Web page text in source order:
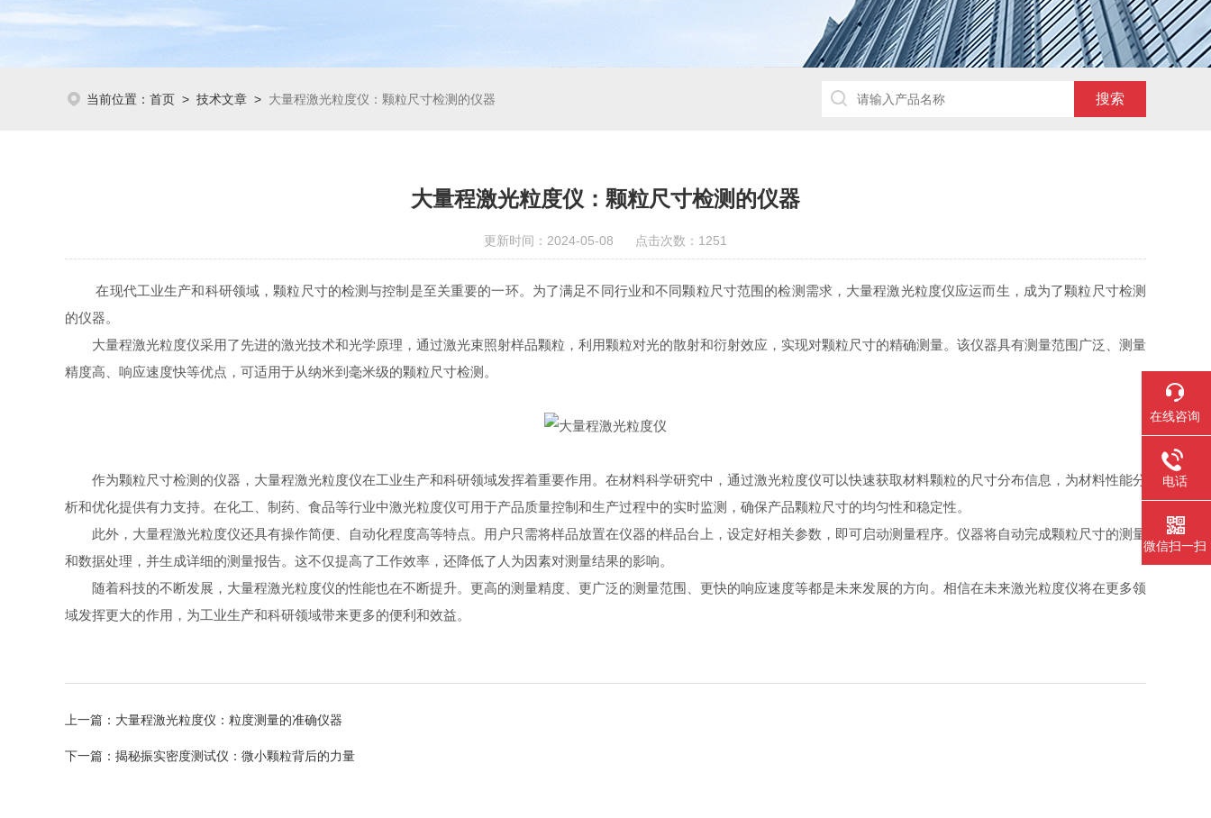
当前位置： 首页 > 技术文章 > 大量程激光粒度仪：颗粒尺寸检测的仪器
大量程激光粒度仪：颗粒尺寸检测的仪器
更新时间：2024-05-08 点击次数：1251
在现代工业生产和科研领域，颗粒尺寸的检测与控制是至关重要的一环。为了满足不同行业和不同颗粒尺寸范围的检测需求，大量程激光粒度仪应运而生，成为了颗粒尺寸检测
的仪器。
大量程激光粒度仪采用了先进的激光技术和光学原理，通过激光束照射样品颗粒，利用颗粒对光的散射和衍射效应，实现对颗粒尺寸的精确测量。该仪器具有测量范围广泛、测量
精度高、响应速度快等优点，可适用于从纳米到毫米级的颗粒尺寸检测。
作为颗粒尺寸检测的仪器，大量程激光粒度仪在工业生产和科研领域发挥着重要作用。在材料科学研究中，通过激光粒度仪可以快速获取材料颗粒的尺寸分布信息，为材料性能分
析和优化提供有力支持。在化工、制药、食品等行业中激光粒度仪可用于产品质量控制和生产过程中的实时监测，确保产品颗粒尺寸的均匀性和稳定性。
此外，大量程激光粒度仪还具有操作简便、自动化程度高等特点。用户只需将样品放置在仪器的样品台上，设定好相关参数，即可启动测量程序。仪器将自动完成颗粒尺寸的测量
和数据处理，并生成详细的测量报告。这不仅提高了工作效率，还降低了人为因素对测量结果的影响。
随着科技的不断发展，大量程激光粒度仪的性能也在不断提升。更高的测量精度、更广泛的测量范围、更快的响应速度等都是未来发展的方向。相信在未来激光粒度仪将在更多领
域发挥更大的作用，为工业生产和科研领域带来更多的便利和效益。
上一篇： 大量程激光粒度仪：粒度测量的准确仪器
下一篇： 揭秘振实密度测试仪：微小颗粒背后的力量
在线咨询
电话
微信扫一扫